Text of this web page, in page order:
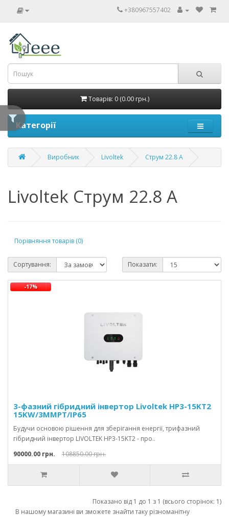
+380967557402
Товарів: 0 (0.00 грн.)
Категорії
Виробник Livoltek Струм 22.8 A
Livoltek Струм 22.8 A
Порівняння товарів (0)
Сортування: Показати:
3-фазний гібридний інвертор Livoltek HP3-15KT2
15KW/3MMPT/IP65
Будучи основою рішення для зберігання енергії, трифазний
гібридний інвертор LIVOLTEK HP3-15KT2 - про..
-17%
90000.00 грн. 108850.00 грн.
Показано від 1 до 1 з 1 (всього сторінок: 1)
В нашому магазині ви зможете знайти таку різноманітну